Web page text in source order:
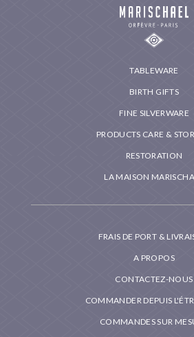
TABLEWARE
BIRTH GIFTS
FINE SILVERWARE
PRODUCTS CARE &
RESTORATION
LA MAISON
FRAIS DE PORT &
A PROPOS
CONTACTEZ-NOUS
COMMANDER DEPUIS
COMMANDES SUR